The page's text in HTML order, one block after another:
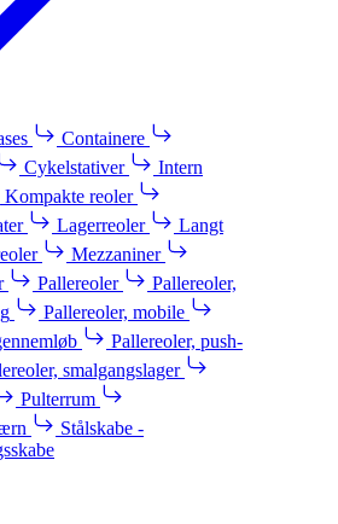
Containere
Cykelstativer
Intern
Kompakte reoler
Lagerreoler
Langt
Mezzaniner
Pallereoler
Pallereoler,
Pallereoler, mobile
Pallereoler, push-
smalgangslager
Pulterrum
Stålskabe -